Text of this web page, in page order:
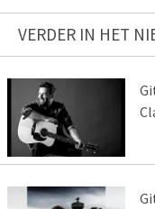
VERDER IN HET